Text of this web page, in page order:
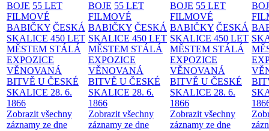
BOJE 55 LET
FILMOVÉ
BABIČKY ČESKÁ
SKALICE 450 LET
MĚSTEM STÁLÁ
EXPOZICE
VĚNOVANÁ
BITVĚ U ČESKÉ
SKALICE 28. 6.
1866
Zobrazit všechny
záznamy ze dne
BOJE 55 LET
FILMOVÉ
BABIČKY ČESKÁ
SKALICE 450 LET
MĚSTEM STÁLÁ
EXPOZICE
VĚNOVANÁ
BITVĚ U ČESKÉ
SKALICE 28. 6.
1866
Zobrazit všechny
záznamy ze dne
BOJE 55 LET
FILMOVÉ
BABIČKY ČESKÁ
SKALICE 450 LET
MĚSTEM STÁLÁ
EXPOZICE
VĚNOVANÁ
BITVĚ U ČESKÉ
SKALICE 28. 6.
1866
Zobrazit všechny
záznamy ze dne